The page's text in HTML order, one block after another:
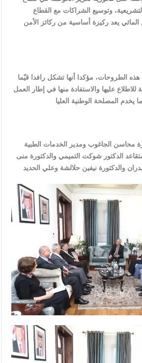
وتوسيع الشراكات مع القطاع
المائي يعد ركيزة أساسية من ركائز الأمن
الطروحات، مؤكدا أنها تشكل رافدا قيّما
للاطلاع عليها والاستفادة منها في إطار العمل
محاسن الجاغوب ومدير الخدمات الطبية
الدكتور شوكت التميمي والدكتورة منى